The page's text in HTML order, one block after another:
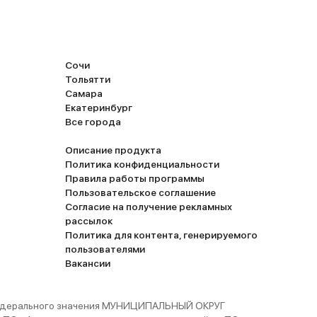
новом
были
тыс.км.
кстати
по
сидений,
до
Сочи
Тольятти
Самара
Екатеринбург
Все города
Описание продукта
Политика конфиденциальности
Правила работы программы
Пользовательское соглашение
Согласие на получение рекламных
рассылок
Политика для контента, генерируемого
пользователями
Вакансии
значения МУНИЦИПАЛЬНЫЙ ОКРУГ